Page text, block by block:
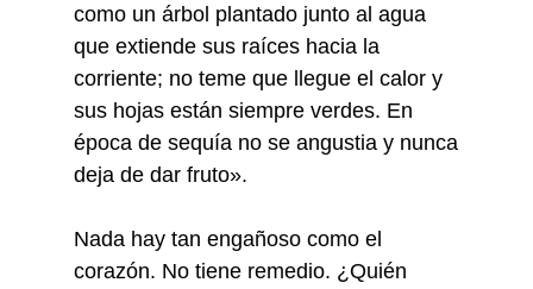
como un árbol plantado junto al agua
que extiende sus raíces hacia la
corriente; no teme que llegue el calor y
sus hojas están siempre verdes. En
época de sequía no se angustia y nunca
deja de dar fruto».
Nada hay tan engañoso como el
corazón. No tiene remedio. ¿Quién